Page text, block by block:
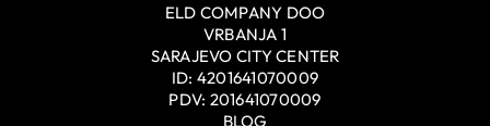
ELD COMPANY DOO
VRBANJA 1
SARAJEVO CITY CENTER
ID: 4201641070009
PDV: 201641070009
BLOG